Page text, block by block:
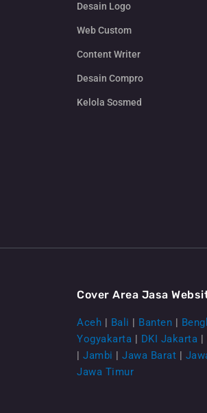
Desain Logo
Web Custom
Content Writer
Desain Compro
Kelola Sosmed
Cover Area Jasa
Aceh | Bali | Banten |
Yogyakarta | DKI Jakarta |
| Jambi | Jawa Barat |
Jawa Timur